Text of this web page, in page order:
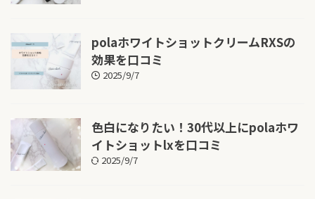
polaホワイトショットクリームRXSの
効果を口コミ
2025/9/7
色白になりたい！30代以上にpolaホワ
イトショットlxを口コミ
2025/9/7